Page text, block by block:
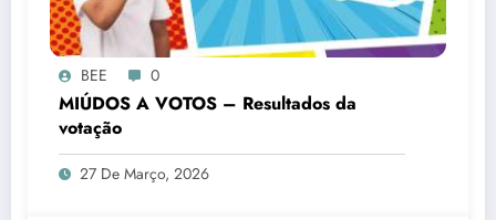
BEE 0
MIÚDOS A VOTOS – Resultados da
votação
27 De Março, 2026